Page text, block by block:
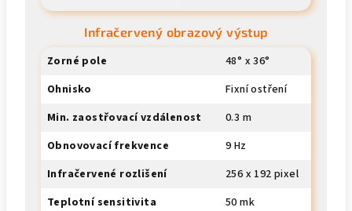
Infračervený obrazový výstup
Zorné pole
48° x 36°
Ohnisko
Fixní ostření
Min. zaostřovací vzdálenost
0.3 m
Obnovovací frekvence
9 Hz
Infračervené rozlišení
256 x 192 pixel
Teplotní sensitivita
50 mk